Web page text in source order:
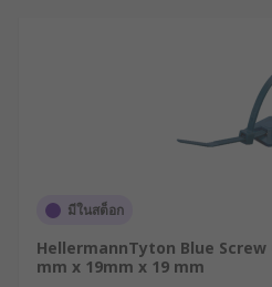
มีในสต็อก
HellermannTyton Blue Screw
mm x 19mm x 19 mm